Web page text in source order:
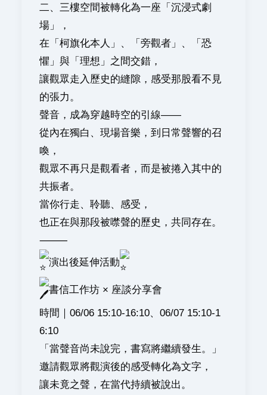
二、三樓空間被轉化為一座「沉浸式劇
場」，
在「柯旗化本人」、「旁觀者」、「恐
懼」與「理想」之間交錯，
讓觀眾走入歷史的縫隙，感受那股看不見
的張力。
聲音，成為穿越時空的引線——
從內在獨白、現場音樂，到日常聲響的召
喚，
觀眾不再只是觀看者，而是被捲入其中的
共振者。
當你行走、聆聽、感受，
也正在與那段被噤聲的歷史，共同存在。
⸻
演出後延伸活動
書信工作坊 × 座談分享會
時間｜06/06 15:10-16:10、06/07 15:10-1
6:10
「當聲音尚未說完，書寫將繼續發生。」
邀請觀眾將觀演後的感受轉化為文字，
讓未竟之聲，在當代持續被說出。